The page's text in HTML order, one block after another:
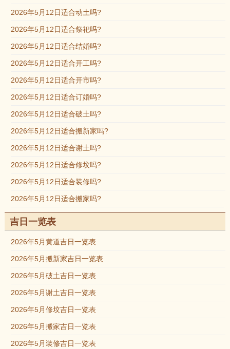
2026年5月12日适合动土吗?
2026年5月12日适合祭祀吗?
2026年5月12日适合结婚吗?
2026年5月12日适合开工吗?
2026年5月12日适合开市吗?
2026年5月12日适合订婚吗?
2026年5月12日适合破土吗?
2026年5月12日适合搬新家吗?
2026年5月12日适合谢土吗?
2026年5月12日适合修坟吗?
2026年5月12日适合装修吗?
2026年5月12日适合搬家吗?
吉日一览表
2026年5月黄道吉日一览表
2026年5月搬新家吉日一览表
2026年5月破土吉日一览表
2026年5月谢土吉日一览表
2026年5月修坟吉日一览表
2026年5月搬家吉日一览表
2026年5月装修吉日一览表